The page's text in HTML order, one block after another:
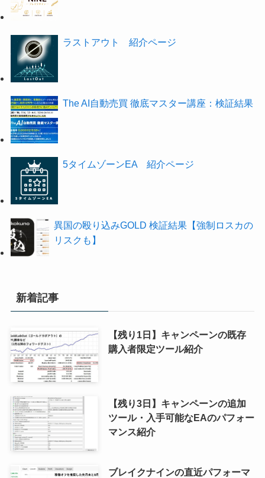
ラストアウト 紹介ページ
The AI自動売買 徹底マスター講座：検証結果
5タイムゾーンEA 紹介ページ
異国の殴り込みGOLD 検証結果【強制ロスカの
リスクも】
新着記事
【残り1日】キャンペーンの既存
購入者限定ツール紹介
【残り3日】キャンペーンの追加
ツール・入手可能なEAのパフォー
マンス紹介
ブレイクナインの直近パフォーマ